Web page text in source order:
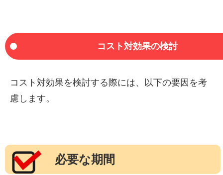
コスト対効果の検討
コスト対効果を検討する際には、以下の要因を考
慮します。
必要な期間